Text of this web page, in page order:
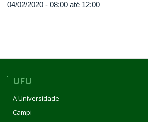
04/02/2020 - 08:00 até 12:00
UFU
A Universidade
Campi